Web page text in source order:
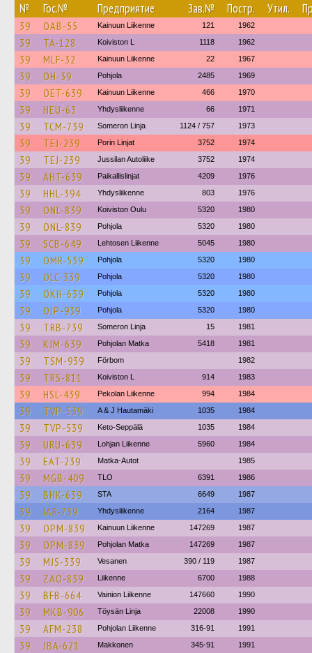
№ Гос.№ Предприятие Зав.№ Постр. Утил.
39 OAB-55 Kainuun Liikenne 121 1962
39 TA-128 Koiviston L 1118 1962
39 MLF-32 Kainuun Liikenne 22 1967
39 OH-39 Pohjola 2485 1969
39 OET-639 Kainuun Liikenne 466 1970
39 HEU-63 Yhdysliikenne 66 1971
39 TCM-739 Someron Linja 1124 / 757 1973
39 TEJ-239 Porin Linjat 3752 1974
39 TEJ-239 Jussilan Autoliike 3752 1974
39 AHT-639 Paikallislinjat 4209 1976
39 HHL-394 Yhdysliikenne 803 1976
39 ONL-839 Koiviston Oulu 5320 1980
39 ONL-839 Pohjola 5320 1980
39 SCB-649 Lehtosen Liikenne 5045 1980
39 OMR-539 Pohjola 5320 1980
39 OLC-339 Pohjola 5320 1980
39 OKH-639 Pohjola 5320 1980
39 OJP-939 Pohjola 5320 1980
39 TRB-739 Someron Linja 15 1981
39 KJM-639 Pohjolan Matka 5418 1981
39 TSM-939 Förbom 1982
39 TRS-811 Koiviston L 914 1983
39 HSL-439 Pekolan Liikenne 994 1984
39 TVP-539 A & J Hautamäki 1035 1984
39 TVP-539 Keto-Seppälä 1035 1984
39 URU-639 Lohjan Liikenne 5960 1984
39 EAT-239 Matka-Autot 1985
39 MGB-409 TLO 6391 1986
39 BHK-639 STA 6649 1987
39 IAR-739 Yhdysliikenne 2164 1987
39 OPM-839 Kainuun Liikenne 147269 1987
39 OPM-839 Pohjolan Matka 147269 1987
39 MJS-339 Vesanen 390 / 119 1987
39 ZAO-839 Liikenne 6700 1988
39 BFB-664 Vainion Liikenne 147660 1990
39 MKB-906 Töysän Linja 22008 1990
39 AFM-238 Pohjolan Liikenne 316-91 1991
39 JBA-621 Makkonen 345-91 1991